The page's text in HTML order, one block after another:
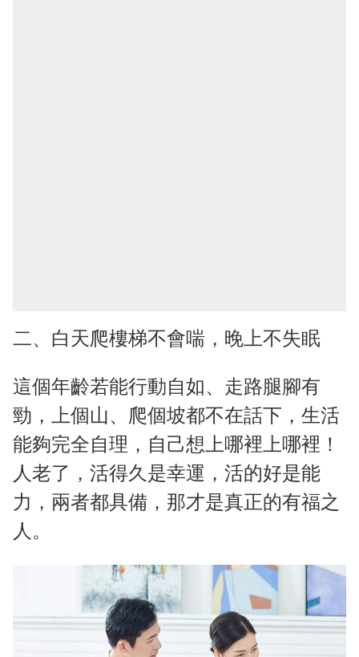
二、白天爬樓梯不會喘，晚上不失眠
這個年齡若能行動自如、走路腿腳有
勁，上個山、爬個坡都不在話下，生活
能夠完全自理，自己想上哪裡上哪裡！
人老了，活得久是幸運，活的好是能
力，兩者都具備，那才是真正的有福之
人。